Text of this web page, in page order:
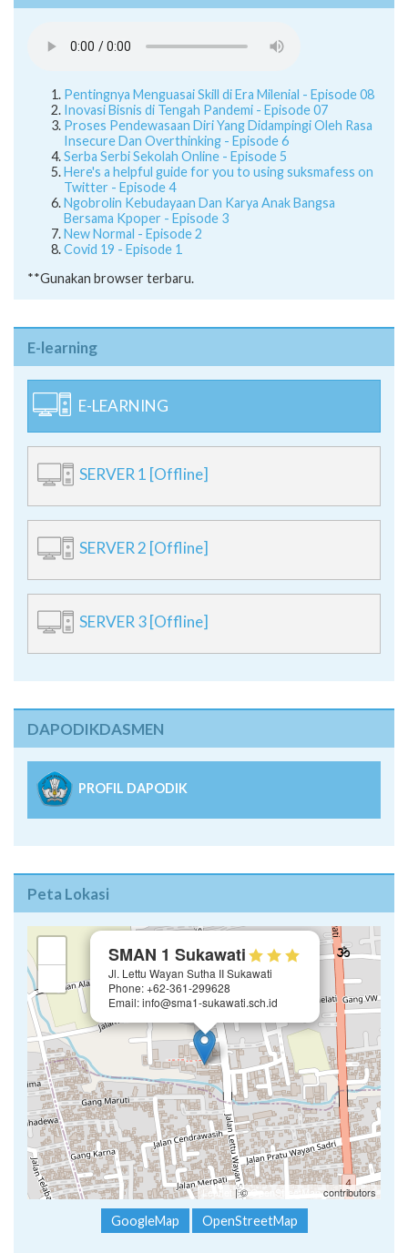
Pentingnya Menguasai Skill di Era Milenial - Episode 08
Inovasi Bisnis di Tengah Pandemi - Episode 07
Proses Pendewasaan Diri Yang Didampingi Oleh Rasa
Insecure Dan Overthinking - Episode 6
Serba Serbi Sekolah Online - Episode 5
Here's a helpful guide for you to using suksmafess on
Twitter - Episode 4
Ngobrolin Kebudayaan Dan Karya Anak Bangsa
Bersama Kpoper - Episode 3
New Normal - Episode 2
Covid 19 - Episode 1
**Gunakan browser terbaru.
E-learning
E-LEARNING
SERVER 1 [Offline]
SERVER 2 [Offline]
SERVER 3 [Offline]
DAPODIKDASMEN
PROFIL DAPODIK
Peta Lokasi
SMAN 1 Sukawati
Jl. Lettu Wayan Sutha II Sukawati
Phone: +62-361-299628
Email: info@sma1-sukawati.sch.id
Leaflet | ©OpenStreetMap contributors
GoogleMap OpenStreetMap